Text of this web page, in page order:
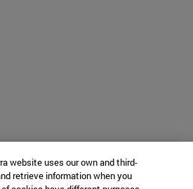
website uses our own and third-
retrieve information when you